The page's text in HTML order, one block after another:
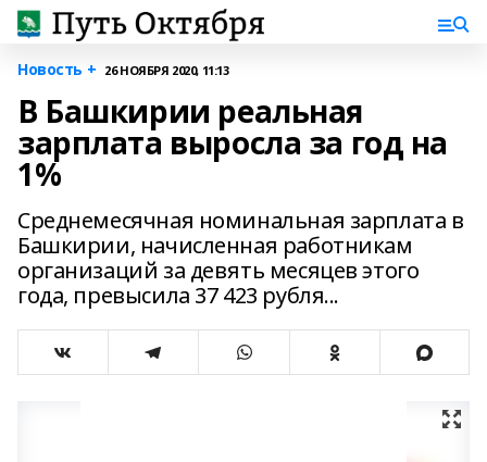
Новость + 26 НОЯБРЯ 2020, 11:13
В Башкирии реальная
зарплата выросла за год на
1%
Среднемесячная номинальная зарплата в
Башкирии, начисленная работникам
организаций за девять месяцев этого
года, превысила 37 423 рубля...